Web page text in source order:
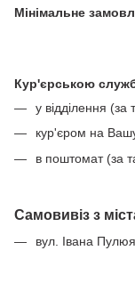
Мінімальне
Кур'єрською
у відділення
кур'єром на
в поштомат (за
Самовивіз з
вул. Івана